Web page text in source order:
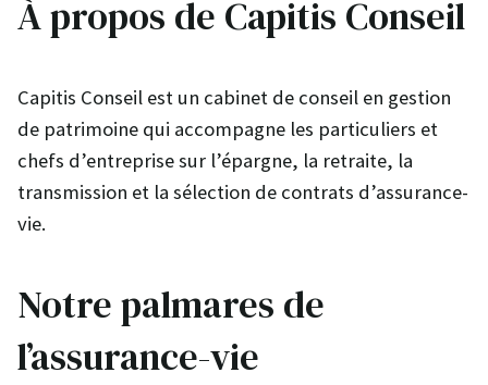
À propos de Capitis Conseil
Capitis Conseil est un cabinet de conseil en gestion
de patrimoine qui accompagne les particuliers et
chefs d’entreprise sur l’épargne, la retraite, la
transmission et la sélection de contrats d’assurance-
vie.
Notre palmares de
l’assurance-vie